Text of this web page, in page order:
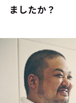
ましたか？